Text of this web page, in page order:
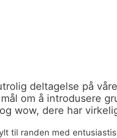
deltagelse på
om å introdusere
wow, dere har
til randen med